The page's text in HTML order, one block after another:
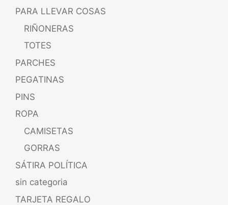
PARA LLEVAR COSAS
RIÑONERAS
TOTES
PARCHES
PEGATINAS
PINS
ROPA
CAMISETAS
GORRAS
SÁTIRA POLÍTICA
sin categoria
TARJETA REGALO